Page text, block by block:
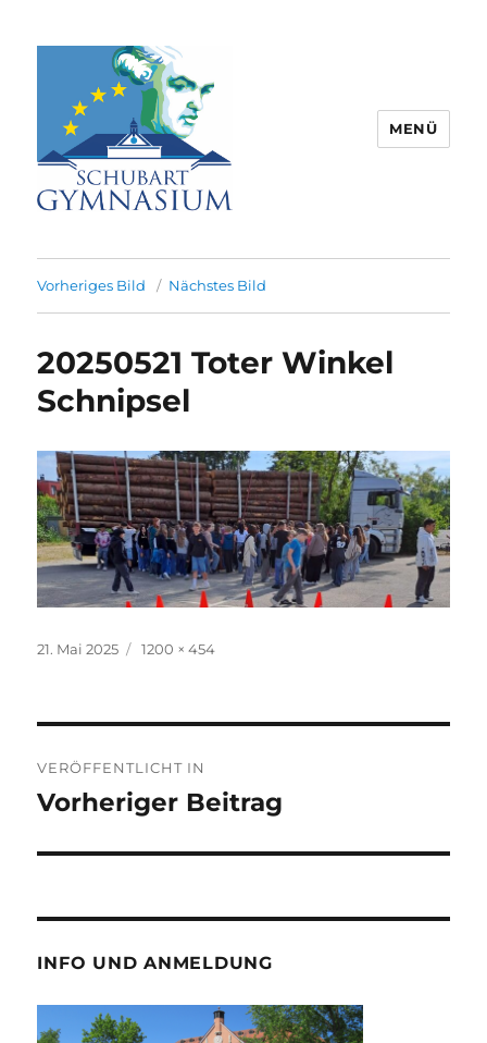
Partnerschule für Europa |
Rombacherstr. 30 | 73430 Aalen
MENÜ
Vorheriges Bild Nächstes Bild
20250521 Toter Winkel
Schnipsel
Veröffentlicht
21. Mai 2025
Volle
1200 × 454
VERÖFFENTLICHT IN
Vorheriger Beitrag
INFO UND ANMELDUNG